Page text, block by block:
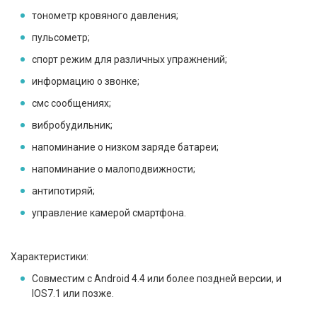
тонометр кровяного давления;
пульсометр;
спорт режим для различных упражнений;
информацию о звонке;
смс сообщениях;
вибробудильник;
напоминание о низком заряде батареи;
напоминание о малоподвижности;
антипотиряй;
управление камерой смартфона.
Характеристики:
Совместим с Android 4.4 или более поздней версии, и
IOS7.1 или позже.